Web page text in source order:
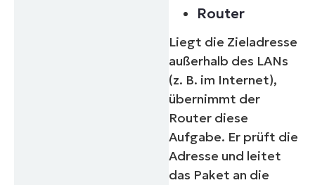
Router
Liegt die Zieladresse
außerhalb des LANs
(z. B. im Internet),
übernimmt der
Router diese
Aufgabe. Er prüft die
Adresse und leitet
das Paket an die